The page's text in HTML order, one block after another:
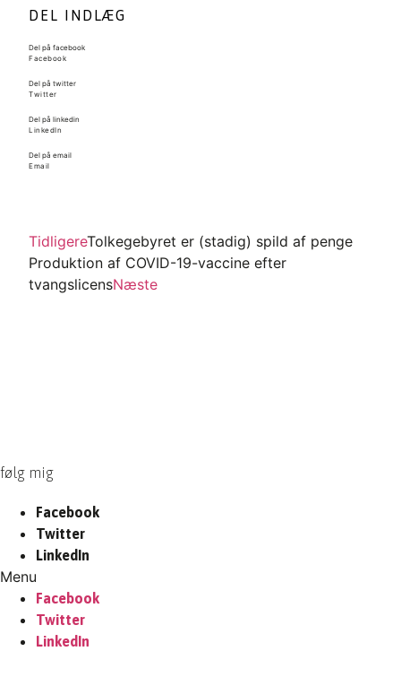
DEL INDLÆG
Del på facebook
Facebook
Del på twitter
Twitter
Del på linkedin
LinkedIn
Del på email
Email
TidligereTolkegebyret er (stadig) spild af penge
Produktion af COVID-19-vaccine efter
tvangslicensNæste
følg mig
Facebook
Twitter
LinkedIn
Menu
Facebook
Twitter
LinkedIn